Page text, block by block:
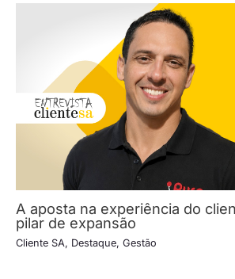
A aposta na experiência do
pilar de expansão
Cliente SA, Destaque, Gestão